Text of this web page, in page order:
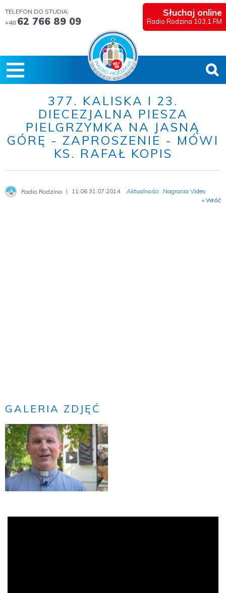
TELEFON DO STUDIA:
+48 62 766 89 09
Słuchaj online
Radio Rodzina 103,1 FM
377. KALISKA I 23.
DIECEZJALNA PIESZA
PIELGRZYMKA NA JASNĄ
GÓRĘ - ZAPROSZENIE - MÓWI
KS. RAFAŁ KOPIS
Radio Rodzina 11:06 31.07.2014 Aktualności
Nagrania Video
« Wróć
GALERIA ZDJĘĆ